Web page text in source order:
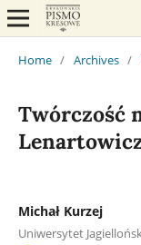
Home / Archives /
Twórczość
Michał Kurzej
Uniwersytet